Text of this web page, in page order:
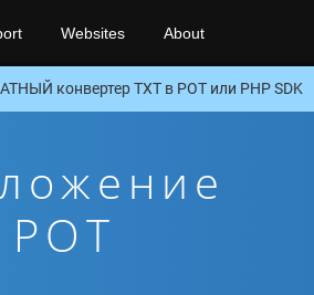
Websites About
конвертер TXT в POT или PHP SDK